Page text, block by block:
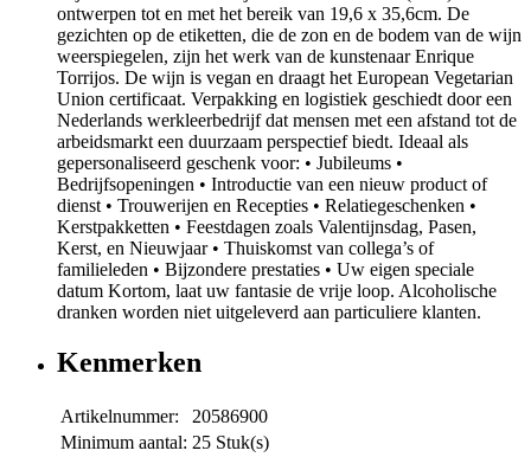
ontwerpen tot en met het bereik van 19,6 x 35,6cm. De
gezichten op de etiketten, die de zon en de bodem van de wijn
weerspiegelen, zijn het werk van de kunstenaar Enrique
Torrijos. De wijn is vegan en draagt het European Vegetarian
Union certificaat. Verpakking en logistiek geschiedt door een
Nederlands werkleerbedrijf dat mensen met een afstand tot de
arbeidsmarkt een duurzaam perspectief biedt. Ideaal als
gepersonaliseerd geschenk voor: • Jubileums •
Bedrijfsopeningen • Introductie van een nieuw product of
dienst • Trouwerijen en Recepties • Relatiegeschenken •
Kerstpakketten • Feestdagen zoals Valentijnsdag, Pasen,
Kerst, en Nieuwjaar • Thuiskomst van collega’s of
familieleden • Bijzondere prestaties • Uw eigen speciale
datum Kortom, laat uw fantasie de vrije loop. Alcoholische
dranken worden niet uitgeleverd aan particuliere klanten.
Kenmerken
Artikelnummer:
20586900
Minimum aantal: 25 Stuk(s)